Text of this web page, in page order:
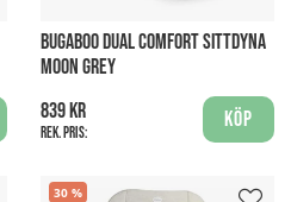
BUGABOO DUAL COMFORT SITTDYNA
MOON GREY
839 kr
Rek. pris:
Köp
30